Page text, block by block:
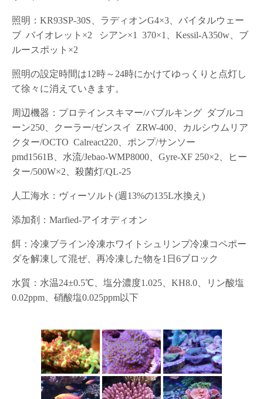
照明：KR93SP-30S、ラディオンG4×3、バイタルウェー
ブ バイオレット×2 シアン×1 370×1、Kessil-A350w、ブ
ルースポット×2
照明の設定時間は12時～24時にかけてゆっくりと点灯し
て徐々に消えていきます。
周辺機器：プロテインスキマー/バブルキング ダブルコ
ーン250、クーラー/ゼンスイ ZRW-400、カルシウムリア
クター/OCTO Calreact220、ポンプ/サンソー
pmd1561B、水流/Jebao-WMP8000、Gyre-XF 250×2、ヒー
ター/500W×2、殺菌灯/QL-25
人工海水：ヴィーソルト(週13%の135L水換え)
添加剤：Marfied-アイオディオン
餌：冷凍ブライン冷凍ホワイトシュリンプ冷凍コペポー
ダを解凍して混ぜ、再冷凍した物を1日6ブロック
水質：水温24±0.5℃、塩分濃度1.025、KH8.0、リン酸塩
0.02ppm、硝酸塩0.025ppm以下